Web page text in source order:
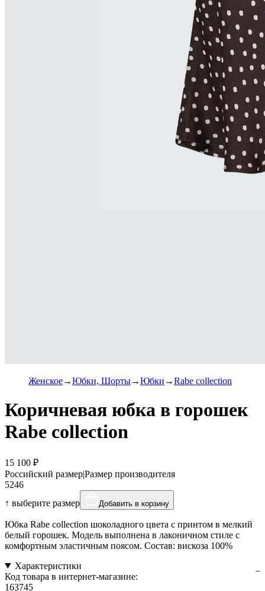
Женское Юбки, Шорты Юбки Rabe collection
Коричневая юбка в горошек
Rabe collection
15 100 ₽
Российский размер|Размер производителя
5246
↑ выберите размер
Добавить в корзину
Юбка Rabe collection шоколадного цвета с принтом в мелкий
белый горошек. Модель выполнена в лаконичном стиле с
комфортным эластичным поясом. Состав: вискоза 100%
Характеристики
Код товара в интернет-магазине:
163745